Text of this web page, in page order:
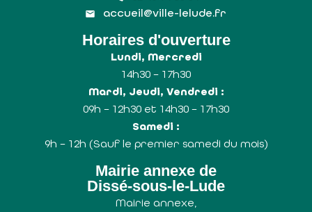
accueil@ville-lelude.fr
Horaires d'ouverture
Lundi, Mercredi
14h30 – 17h30
Mardi, Jeudi, Vendredi :
09h – 12h30 et 14h30 – 17h30
Samedi :
9h – 12h (Sauf le premier samedi du mois)
Mairie annexe de
Dissé-sous-le-Lude
Mairie annexe,